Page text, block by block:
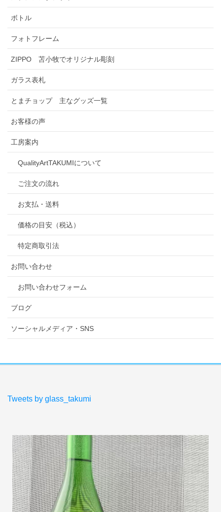
ボトル
フォトフレーム
ZIPPO 苫小牧でオリジナル彫刻
ガラス表札
とまチョップ 主なグッズ一覧
お客様の声
工房案内
QualityArtTAKUMIについて
ご注文の流れ
お支払・送料
価格の目安（税込）
特定商取引法
お問い合わせ
お問い合わせフォーム
ブログ
ソーシャルメディア・SNS
Tweets by glass_takumi